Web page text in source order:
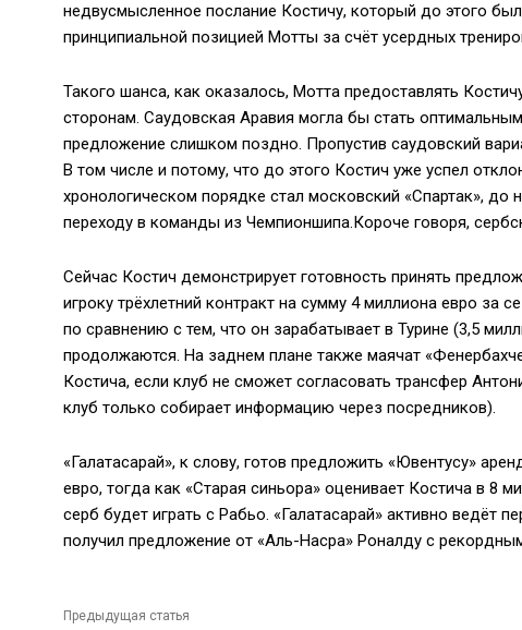
недвусмысленное послание Костичу, который до этого
принципиальной позицией Мотты за счёт усердных
Такого шанса, как оказалось, Мотта предоставлять
сторонам. Саудовская Аравия могла бы стать
предложение слишком поздно. Пропустив саудовский
В том числе и потому, что до этого Костич уже успел
хронологическом порядке стал московский «Спартак», до
переходу в команды из Чемпионшипа.Короче говоря,
Сейчас Костич демонстрирует готовность принять
игроку трёхлетний контракт на сумму 4 миллиона евро за
по сравнению с тем, что он зарабатывает в Турине (3,5
продолжаются. На заднем плане также маячат
Костича, если клуб не сможет согласовать трансфер
клуб только собирает информацию через посредников).
«Галатасарай», к слову, готов предложить «Ювентусу»
евро, тогда как «Старая синьора» оценивает Костича в 8
серб будет играть с Рабьо. «Галатасарай» активно ведёт
получил предложение от «Аль-Насра» Роналду с
Предыдущая статья